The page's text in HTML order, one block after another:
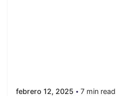
febrero 12, 2025 7 min read